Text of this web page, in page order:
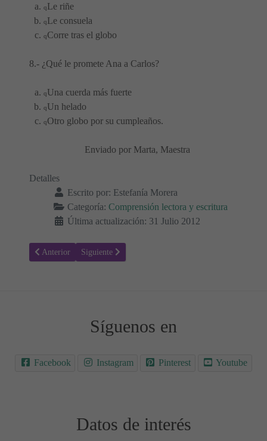
qLe riñe
qLe consuela
qCorre tras el globo
8.- ¿Qué le promete Ana a Carlos?
qUna cuerda más fuerte
qUn helado
qOtro globo por su cumpleaños.
Enviado por Marta, Maestra
Detalles
Escrito por: Estefanía Morera
Categoría: Comprensión lectora y escritura
Última actualización: 31 Julio 2012
Artículo anterior: Una herradura en el camino
Anterior Artículo siguiente: El árbol triste
Siguiente
Síguenos en
Facebook Instagram Pinterest Youtube
Datos de interés